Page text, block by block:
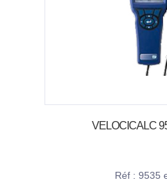
VELOCICALC
Réf : 9535